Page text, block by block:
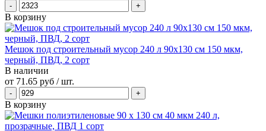
В корзину
Мешок под строительный мусор 240 л 90х130 см 150 мкм,
черный, ПВД, 2 сорт
В наличии
от 71.65 руб / шт.
В корзину